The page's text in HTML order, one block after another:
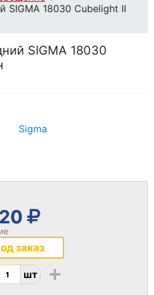
SIGMA 18030 Cubelight II
SIGMA 18030
Sigma
заказ
шт +